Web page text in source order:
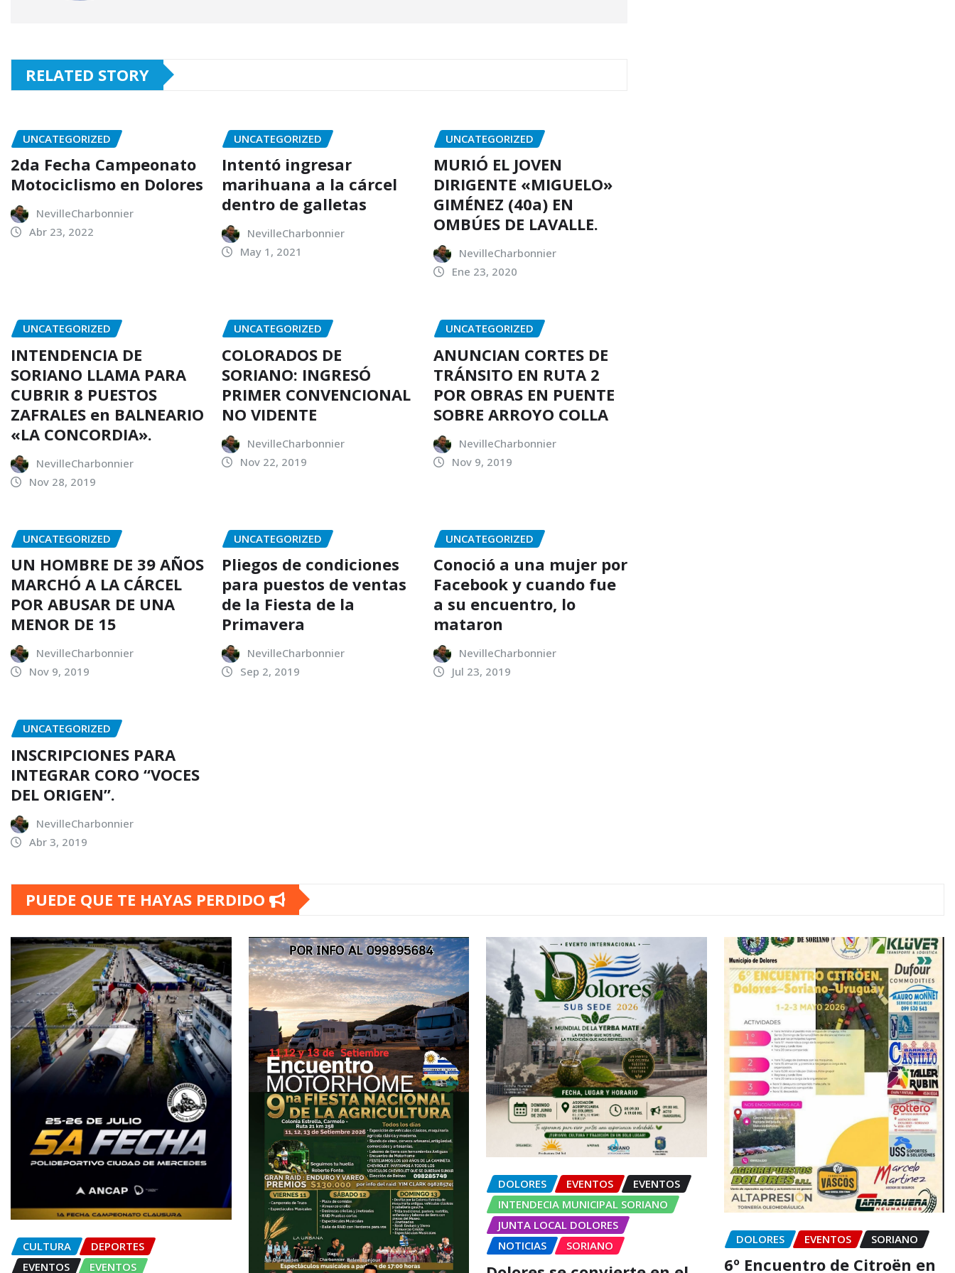
RELATED STORY
UNCATEGORIZED
2da Fecha Campeonato
Motociclismo en Dolores
NevilleCharbonnier
Abr 23, 2022
UNCATEGORIZED
Intentó ingresar
marihuana a la cárcel
dentro de galletas
NevilleCharbonnier
May 1, 2021
UNCATEGORIZED
MURIÓ EL JOVEN
DIRIGENTE «MIGUELO»
GIMÉNEZ (40a) EN
OMBÚES DE LAVALLE.
NevilleCharbonnier
Ene 23, 2020
UNCATEGORIZED
INTENDENCIA DE
SORIANO LLAMA PARA
CUBRIR 8 PUESTOS
ZAFRALES en BALNEARIO
«LA CONCORDIA».
NevilleCharbonnier
Nov 28, 2019
UNCATEGORIZED
COLORADOS DE
SORIANO: INGRESÓ
PRIMER CONVENCIONAL
NO VIDENTE
NevilleCharbonnier
Nov 22, 2019
UNCATEGORIZED
ANUNCIAN CORTES DE
TRÁNSITO EN RUTA 2
POR OBRAS EN PUENTE
SOBRE ARROYO COLLA
NevilleCharbonnier
Nov 9, 2019
UNCATEGORIZED
UN HOMBRE DE 39 AÑOS
MARCHÓ A LA CÁRCEL
POR ABUSAR DE UNA
MENOR DE 15
NevilleCharbonnier
Nov 9, 2019
UNCATEGORIZED
Pliegos de condiciones
para puestos de ventas
de la Fiesta de la
Primavera
NevilleCharbonnier
Sep 2, 2019
UNCATEGORIZED
Conoció a una mujer por
Facebook y cuando fue
a su encuentro, lo
mataron
NevilleCharbonnier
Jul 23, 2019
UNCATEGORIZED
INSCRIPCIONES PARA
INTEGRAR CORO “VOCES
DEL ORIGEN”.
NevilleCharbonnier
Abr 3, 2019
PUEDE QUE TE HAYAS PERDIDO
CULTURA
DEPORTES
EVENTOS
EVENTOS
DOLORES EVENTOS
EVENTOS
INTENDECIA MUNICIPAL SORIANO
JUNTA LOCAL DOLORES
NOTICIAS
SORIANO DOLORES EVENTOS SORIANO
6º Encuentro de Citroën en